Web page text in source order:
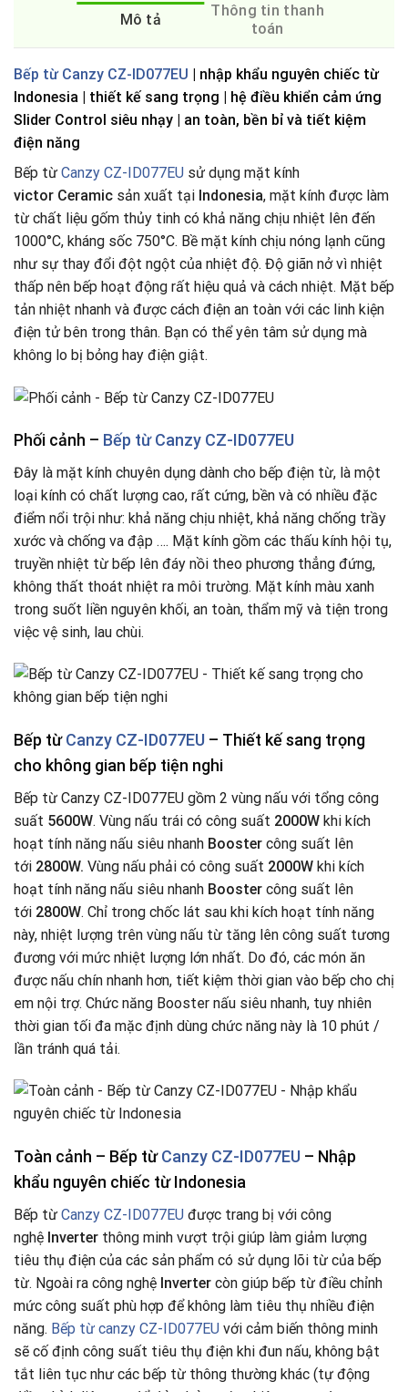
Mô tả
Thông tin thanh
toán
Bếp từ Canzy CZ-ID077EU | nhập khẩu nguyên chiếc từ
Indonesia | thiết kế sang trọng | hệ điều khiển cảm ứng
Slider Control siêu nhạy | an toàn, bền bỉ và tiết kiệm
điện năng
Bếp từ Canzy CZ-ID077EU sử dụng mặt kính
victor Ceramic sản xuất tại Indonesia, mặt kính được làm
từ chất liệu gốm thủy tinh có khả năng chịu nhiệt lên đến
1000°C, kháng sốc 750°C. Bề mặt kính chịu nóng lạnh cũng
như sự thay đổi đột ngột của nhiệt độ. Độ giãn nở vì nhiệt
thấp nên bếp hoạt động rất hiệu quả và cách nhiệt. Mặt bếp
tản nhiệt nhanh và được cách điện an toàn với các linh kiện
điện tử bên trong thân. Bạn có thể yên tâm sử dụng mà
không lo bị bỏng hay điện giật.
Phối cảnh – Bếp từ Canzy CZ-ID077EU
Đây là mặt kính chuyên dụng dành cho bếp điện từ, là một
loại kính có chất lượng cao, rất cứng, bền và có nhiều đặc
điểm nổi trội như: khả năng chịu nhiệt, khả năng chống trầy
xước và chống va đập …. Mặt kính gồm các thấu kính hội tụ,
truyền nhiệt từ bếp lên đáy nồi theo phương thẳng đứng,
không thất thoát nhiệt ra môi trường. Mặt kính màu xanh
trong suốt liền nguyên khối, an toàn, thẩm mỹ và tiện trong
việc vệ sinh, lau chùi.
Bếp từCanzy CZ-ID077EU – Thiết kế sang trọng
cho không gian bếp tiện nghi
Bếp từ Canzy CZ-ID077EU gồm 2 vùng nấu với tổng công
suất 5600W. Vùng nấu trái có công suất 2000W khi kích
hoạt tính năng nấu siêu nhanh Booster công suất lên
tới 2800W. Vùng nấu phải có công suất 2000W khi kích
hoạt tính năng nấu siêu nhanh Booster công suất lên
tới 2800W. Chỉ trong chốc lát sau khi kích hoạt tính năng
này, nhiệt lượng trên vùng nấu từ tăng lên công suất tương
đương với mức nhiệt lượng lớn nhất. Do đó, các món ăn
được nấu chín nhanh hơn, tiết kiệm thời gian vào bếp cho chị
em nội trợ. Chức năng Booster nấu siêu nhanh, tuy nhiên
thời gian tối đa mặc định dùng chức năng này là 10 phút /
lần tránh quá tải.
Toàn cảnh – Bếp từCanzy CZ-ID077EU – Nhập
khẩu nguyên chiếc từ Indonesia
Bếp từ Canzy CZ-ID077EU được trang bị với công
nghệ Inverter thông minh vượt trội giúp làm giảm lượng
tiêu thụ điện của các sản phẩm có sử dụng lõi từ của bếp
từ. Ngoài ra công nghệ Inverter còn giúp bếp từ điều chỉnh
mức công suất phù hợp để không làm tiêu thụ nhiều điện
năng. Bếp từ canzy CZ-ID077EU với cảm biến thông minh
sẽ cố định công suất tiêu thụ điện khi đun nấu, không bật
tắt liên tục như các bếp từ thông thường khác (tự động